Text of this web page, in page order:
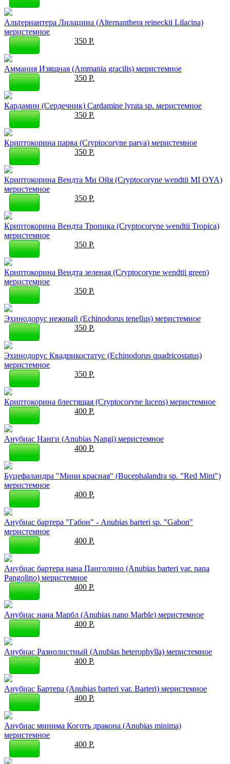
Альтернантера Лилацина (Alternanthera reineckii Lilacina)
меристемное
350 Р.
Аммания Изящная (Ammania gracilis) меристемное
350 Р.
Кардамин (Сердечник) Саrdаminе lyrаtа sр. меристемное
350 Р.
Криптокорина парва (Cryptocoryne parva) меристемное
350 Р.
Криптокорина Вендта Ми Ойя (Cryptocoryne wendtii MI OYA)
меристемное
350 Р.
Криптокорина Вендта Тропика (Cryptocoryne wendtii Tropica)
меристемное
350 Р.
Криптокорина Вендта зеленая (Cryptocoryne wendtii green)
меристемное
350 Р.
Эхинодорус нежный (Echinodorus tenellus) меристемное
350 Р.
Эхинодорус Квадрикостатус (Echinodorus quadricostatus)
меристемное
350 Р.
Криптокорина блестящая (Cryptocoryne lucens) меристемное
400 Р.
Анубиас Нанги (Anubias Nangi) меристемное
400 Р.
Буцефаландра "Мини красная" (Bucephalandra sp. "Red Mini")
меристемное
400 Р.
Анубиас бартера "Габон" - Anubias barteri sp. "Gabon"
меристемное
400 Р.
Анубиас бартера нана Панголино (Anubias barteri var. nana
Pangolino) меристемное
400 Р.
Анубиас нана Марбл (Anubias nano Marble) меристемное
400 Р.
Анубиас Разнолистный (Anubias heterophylla) меристемное
400 Р.
Анубиас Бартера (Anubias barteri var. Barteri) меристемное
400 Р.
Анубиас минима Коготь дракона (Anubias minima)
меристемное
400 Р.